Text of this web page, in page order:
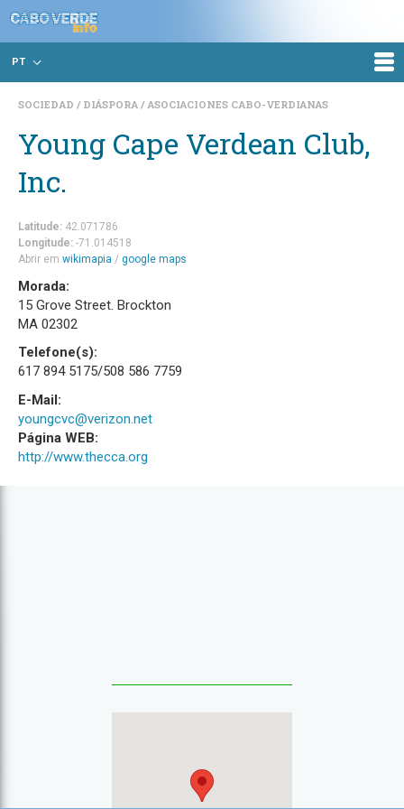
PT
SOCIEDAD DIÁSPORA ASOCIACIONES CABO-VERDIANAS
Young Cape Verdean Club,
Inc.
Latitude: 42.071786
Longitude: -71.014518
Abrir em wikimapia / google maps
Morada:
15 Grove Street. Brockton
MA 02302
Telefone(s):
617 894 5175/508 586 7759
E-Mail:
youngcvc@verizon.net
Página WEB:
http://www.thecca.org